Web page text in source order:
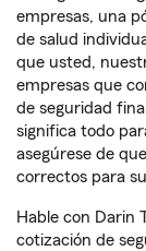
empresas, una
de salud
que usted,
empresas que
de seguridad
significa todo
asegúrese de
correctos para
Hable con Darin
cotización de